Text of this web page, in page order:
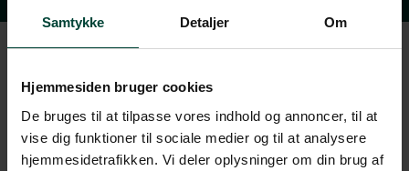
Samtykke Detaljer Om
Hjemmesiden bruger cookies
De bruges til at tilpasse vores indhold og annoncer, til at
vise dig funktioner til sociale medier og til at analysere
hjemmesidetrafikken. Vi deler oplysninger om din brug af